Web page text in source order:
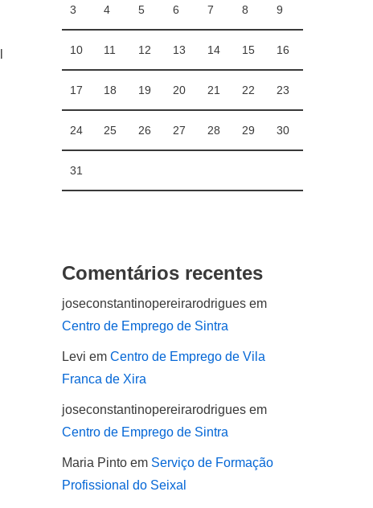
3 4 5 6 7 8 9
10 11 12 13 14 15 16
17 18 19 20 21 22 23
24 25 26 27 28 29 30
31
Comentários recentes
joseconstantinopereirarodrigues em
Centro de Emprego de Sintra
Levi em Centro de Emprego de Vila
Franca de Xira
joseconstantinopereirarodrigues em
Centro de Emprego de Sintra
Maria Pinto em Serviço de Formação
Profissional do Seixal